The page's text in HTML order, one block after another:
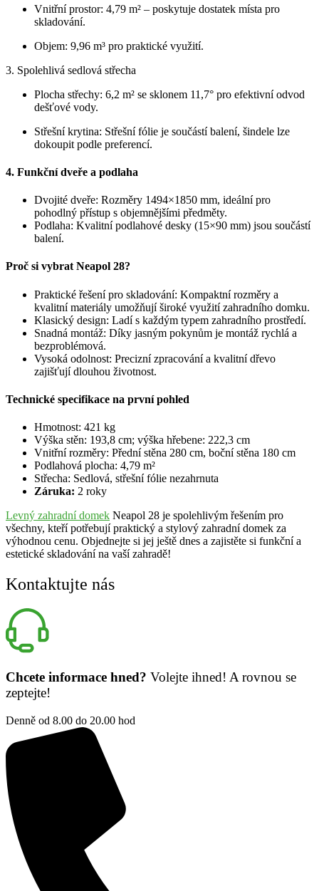
Vnitřní prostor: 4,79 m² – poskytuje dostatek místa pro
skladování.
Objem: 9,96 m³ pro praktické využití.
3. Spolehlivá sedlová střecha
Plocha střechy: 6,2 m² se sklonem 11,7° pro efektivní odvod
dešťové vody.
Střešní krytina: Střešní fólie je součástí balení, šindele lze
dokoupit podle preferencí.
4. Funkční dveře a podlaha
Dvojité dveře: Rozměry 1494×1850 mm, ideální pro
pohodlný přístup s objemnějšími předměty.
Podlaha: Kvalitní podlahové desky (15×90 mm) jsou součástí
balení.
Proč si vybrat Neapol 28?
Praktické řešení pro skladování: Kompaktní rozměry a
kvalitní materiály umožňují široké využití zahradního domku.
Klasický design: Ladí s každým typem zahradního prostředí.
Snadná montáž: Díky jasným pokynům je montáž rychlá a
bezproblémová.
Vysoká odolnost: Precizní zpracování a kvalitní dřevo
zajišťují dlouhou životnost.
Technické specifikace na první pohled
Hmotnost: 421 kg
Výška stěn: 193,8 cm; výška hřebene: 222,3 cm
Vnitřní rozměry: Přední stěna 280 cm, boční stěna 180 cm
Podlahová plocha: 4,79 m²
Střecha: Sedlová, střešní fólie nezahrnuta
Záruka: 2 roky
Levný zahradní domek Neapol 28 je spolehlivým řešením pro
všechny, kteří potřebují praktický a stylový zahradní domek za
výhodnou cenu. Objednejte si jej ještě dnes a zajistěte si funkční a
estetické skladování na vaší zahradě!
Kontaktujte nás
Chcete informace hned? Volejte ihned! A rovnou se
zeptejte!
Denně od 8.00 do 20.00 hod